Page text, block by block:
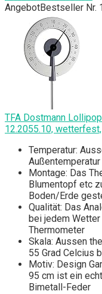
AngebotBestseller Nr.
TFA Dostmann
12.2055.10,
Temperatur:
Montage: Das
Blumentopf etc
Boden/Erde
Qualität: Das
bei jedem
Thermometer
Skala: Aussen
55 Grad Celcius
Motiv: Design
95 cm ist ein
Bimetall-Feder